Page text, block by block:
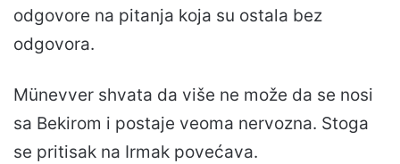
odgovore na pitanja koja su ostala bez
odgovora.
Münevver shvata da više ne može da se nosi
sa Bekirom i postaje veoma nervozna. Stoga
se pritisak na Irmak povećava.